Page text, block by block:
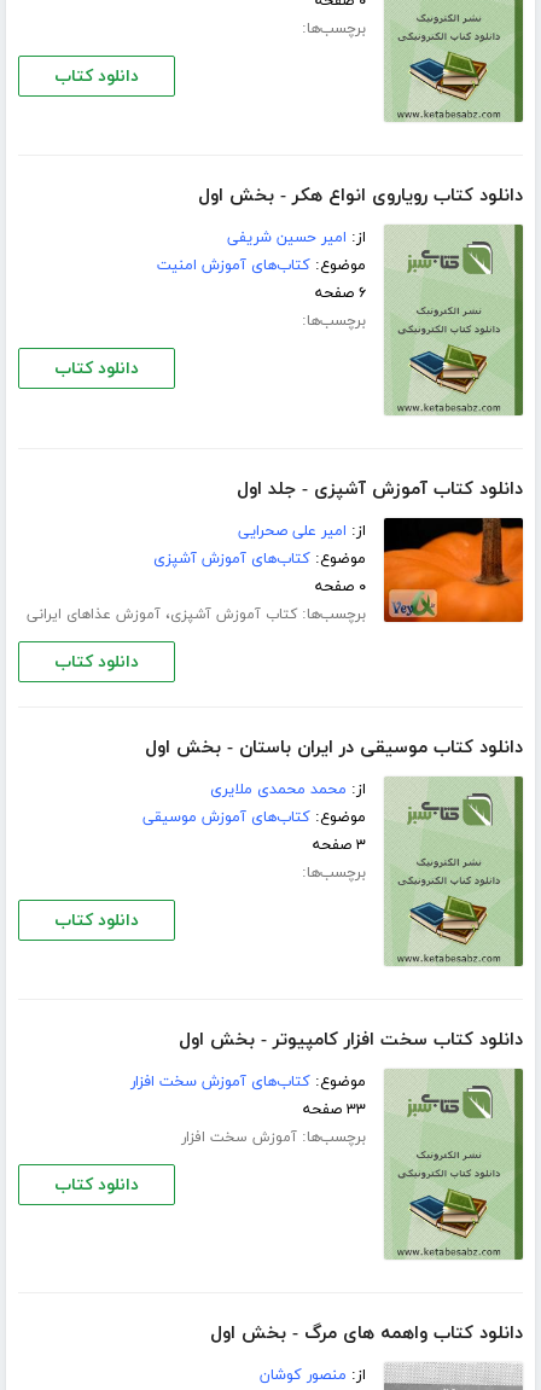
برچسب‌ها:
دانلود کتاب
دانلود کتاب رویاروی انواع هکر - بخش اول
از: امیر حسین شریفی
موضوع:کتاب‌های آموزش امنیت
۶ صفحه
برچسب‌ها:
دانلود کتاب
دانلود کتاب آموزش آشپزی - جلد اول
از: امیر علی صحرایی
موضوع:کتاب‌های آموزش آشپزی
۰ صفحه
برچسب‌ها:کتاب آموزش آشپزی،آموزش عذاهای ایرانی
دانلود کتاب
دانلود کتاب موسیقی در ایران باستان - بخش اول
از: محمد محمدی ملایری
موضوع:کتاب‌های آموزش موسیقی
۳ صفحه
برچسب‌ها:
دانلود کتاب
دانلود کتاب سخت افزار کامپیوتر - بخش اول
موضوع:کتاب‌های آموزش سخت افزار
۳۳ صفحه
برچسب‌ها:آموزش سخت افزار
دانلود کتاب
دانلود کتاب واهمه های مرگ - بخش اول
از: منصور کوشان